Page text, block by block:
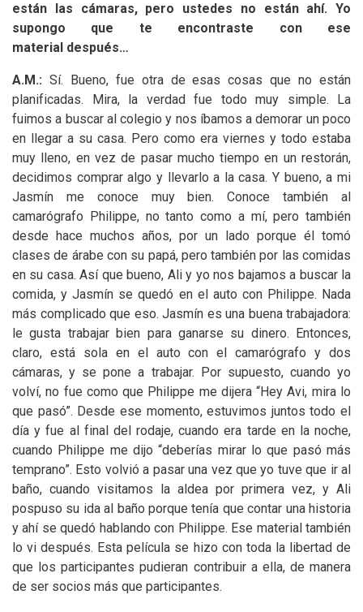
están las cámaras, pero ustedes no están ahí. Yo
supongo que te encontraste con ese
material después…
A.M.: Sí. Bueno, fue otra de esas cosas que no están
planificadas. Mira, la verdad fue todo muy simple. La
fuimos a buscar al colegio y nos íbamos a demorar un poco
en llegar a su casa. Pero como era viernes y todo estaba
muy lleno, en vez de pasar mucho tiempo en un restorán,
decidimos comprar algo y llevarlo a la casa. Y bueno, a mi
Jasmín me conoce muy bien. Conoce también al
camarógrafo Philippe, no tanto como a mí, pero también
desde hace muchos años, por un lado porque él tomó
clases de árabe con su papá, pero también por las comidas
en su casa. Así que bueno, Ali y yo nos bajamos a buscar la
comida, y Jasmín se quedó en el auto con Philippe. Nada
más complicado que eso. Jasmín es una buena trabajadora:
le gusta trabajar bien para ganarse su dinero. Entonces,
claro, está sola en el auto con el camarógrafo y dos
cámaras, y se pone a trabajar. Por supuesto, cuando yo
volví, no fue como que Philippe me dijera “Hey Avi, mira lo
que pasó”. Desde ese momento, estuvimos juntos todo el
día y fue al final del rodaje, cuando era tarde en la noche,
cuando Philippe me dijo “deberías mirar lo que pasó más
temprano”. Esto volvió a pasar una vez que yo tuve que ir al
baño, cuando visitamos la aldea por primera vez, y Ali
pospuso su ida al baño porque tenía que contar una historia
y ahí se quedó hablando con Philippe. Ese material también
lo vi después. Esta película se hizo con toda la libertad de
que los participantes pudieran contribuir a ella, de manera
de ser socios más que participantes.